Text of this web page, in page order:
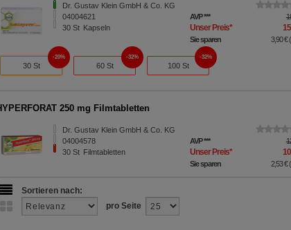
Dr. Gustav Klein GmbH & Co. KG
04004621
30St Kapseln
AVP***
Unser Preis*
Sie sparen 3,90 €(
30 St
20%
60 St
32%
100 St
32%
250 mg Filmtabletten
Dr. Gustav Klein GmbH & Co. KG
04004578
30St Filmtabletten
AVP***
Unser Preis*
Sie sparen 2,53 €(
Sortieren nach:
pro Seite